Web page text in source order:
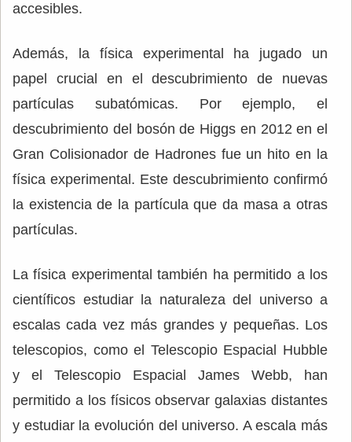
accesibles.
Además, la física experimental ha jugado un
papel crucial en el descubrimiento de nuevas
partículas subatómicas. Por ejemplo, el
descubrimiento del bosón de Higgs en 2012 en el
Gran Colisionador de Hadrones fue un hito en la
física experimental. Este descubrimiento confirmó
la existencia de la partícula que da masa a otras
partículas.
La física experimental también ha permitido a los
científicos estudiar la naturaleza del universo a
escalas cada vez más grandes y pequeñas. Los
telescopios, como el Telescopio Espacial Hubble
y el Telescopio Espacial James Webb, han
permitido a los físicos observar galaxias distantes
y estudiar la evolución del universo. A escala más